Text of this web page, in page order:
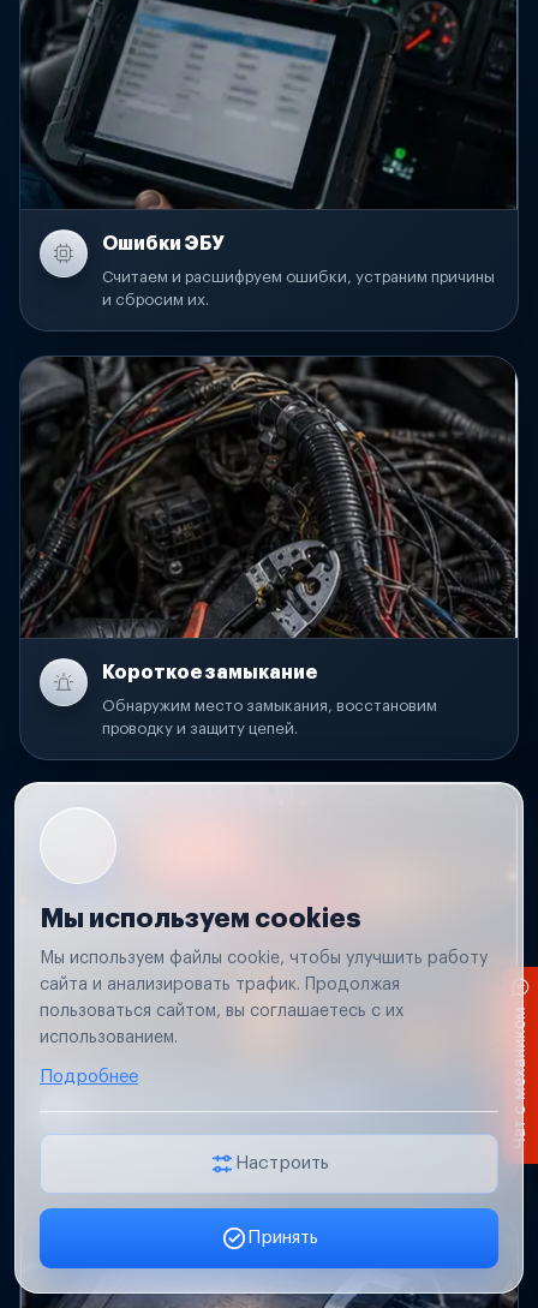
Ошибки ЭБУ
Считаем и расшифруем ошибки, устраним причины
и сбросим их.
Короткое замыкание
Обнаружим место замыкания, восстановим
проводку и защиту цепей.
Проверим проводку и разъемы, восстановим
освещение прицепа.
Мы используем cookies
Мы используем файлы cookie, чтобы улучшить работу
сайта и анализировать трафик. Продолжая
пользоваться сайтом, вы соглашаетесь с их
использованием.
Подробнее
Настроить
Принять
Заявка онлайн
Чат с механиком